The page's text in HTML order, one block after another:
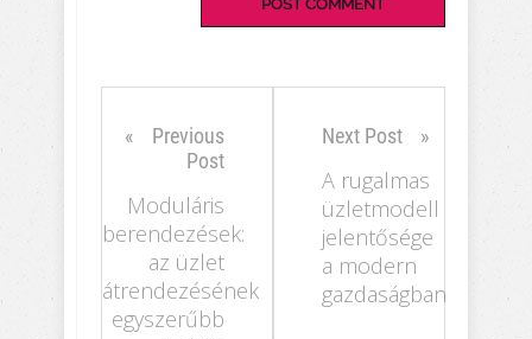
Previous
Post
Moduláris
berendezések:
az üzlet
átrendezésének
egyszerűbb
Next Post
A rugalmas
üzletmodell
jelentősége
a modern
gazdaságban